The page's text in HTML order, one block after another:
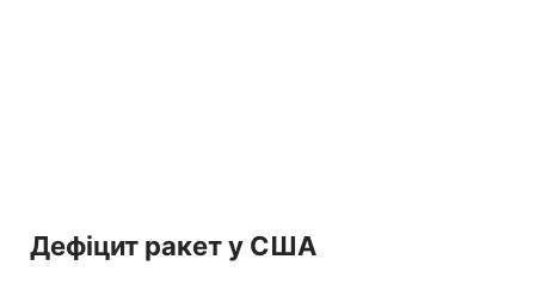
Дефіцит ракет у США